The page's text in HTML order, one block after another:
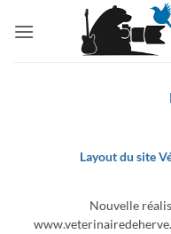
Layout du site
Nouvelle